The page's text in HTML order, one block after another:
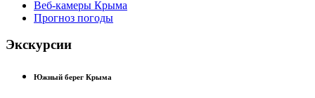
Веб-камеры Крыма
Прогноз погоды
Экскурсии
Южный берег Крыма